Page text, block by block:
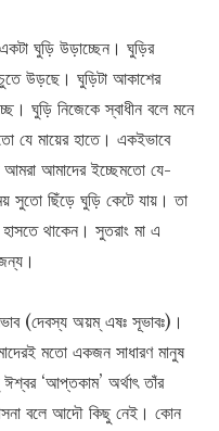
ঘুড়ি উড়াচ্ছেন। ঘুড়ির
উড়ছে। ঘুড়িটা আকাশের
ঘুড়ি নিজেকে স্বাধীন বলে মনে
যে মায়ের হাতে। একইভাবে
আমরা আমাদের ইচ্ছেমতো যে-
ছিঁড়ে ঘুড়ি কেটে যায়। তা
হাসতে থাকেন। সুতরাং মা এ
(দেবস্য অয়ম্ এষঃ সূভাবঃ)।
মতো একজন সাধারণ মানুষ
‘আপ্তকাম’ অর্থাৎ তাঁর
বলে আদৌ কিছু নেই। কোন